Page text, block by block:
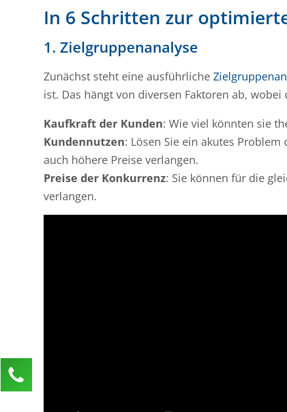
In 6 Schritten zur
1. Zielgruppenanalyse
Zunächst steht eine ausführliche
ist. Das hängt von diversen Faktoren ab,
Kaufkraft der Kunden: Wie viel könnten sie
Kundennutzen: Lösen Sie ein akutes
auch höhere Preise verlangen.
Preise der Konkurrenz: Sie können für die
verlangen.